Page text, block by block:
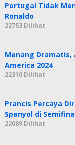
Portugal Tidak
Ronaldo
22753 Dilihat
Menang Dramatis,
America 2024
22310 Dilihat
Prancis Percaya
Spanyol di
22089 Dilihat